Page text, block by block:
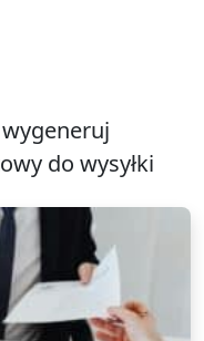
do wysyłki